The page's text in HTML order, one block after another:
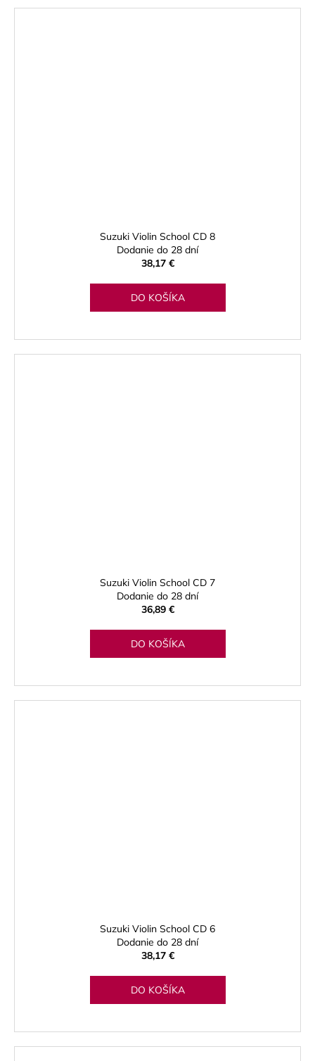
Suzuki Violin School CD 8
Dodanie do 28 dní
38,17 €
DO KOŠÍKA
Suzuki Violin School CD 7
Dodanie do 28 dní
36,89 €
DO KOŠÍKA
Suzuki Violin School CD 6
Dodanie do 28 dní
38,17 €
DO KOŠÍKA